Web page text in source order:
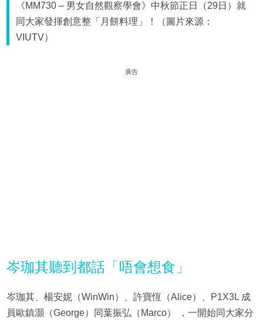
《MM730 – 男女自然觀察學會》中秋節正日（29日）就
同大家發揮創意整「月餅料理」！（圖片來源：
VIUTV）
廣告
岑珈其聽到都話「唔會想食」
岑珈其、楊安妮（WinWin）、許寶恆（Alice）、P1X3L 成
員歐鎮灝（George）同葉振弘（Marco） ，一開始同大家分